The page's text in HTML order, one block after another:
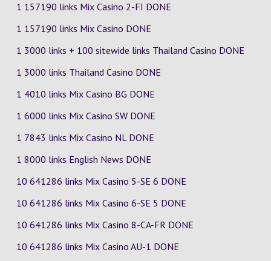
1 157190 links Mix Casino 2-FI DONE
1 157190 links Mix Casino DONE
1 3000 links + 100 sitewide links Thailand Casino DONE
1 3000 links Thailand Casino DONE
1 4010 links Mix Casino BG DONE
1 6000 links Mix Casino SW DONE
1 7843 links Mix Casino NL DONE
1 8000 links English News DONE
10 641286 links Mix Casino 5-SE 6 DONE
10 641286 links Mix Casino 6-SE 5 DONE
10 641286 links Mix Casino 8-CA-FR DONE
10 641286 links Mix Casino AU-1 DONE